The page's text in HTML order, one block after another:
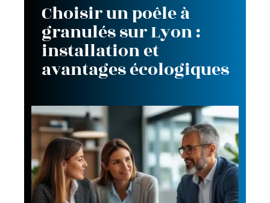
Choisir un poêle à
granulés sur Lyon :
installation et
avantages écologiques